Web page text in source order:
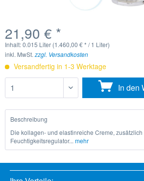
21,90 € *
Inhalt:0.015 Liter (1.460,00 € * / 1 Liter)
inkl. MwSt. zzgl. Versandkosten
Versandfertig in 1-3 Werktage
In den
Beschreibung
Die kollagen- und elastinreiche Creme,
Feuchtigkeitsregulator... mehr